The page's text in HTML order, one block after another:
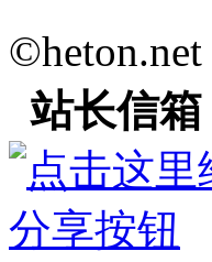
©heton.net
站长信箱
分享按钮